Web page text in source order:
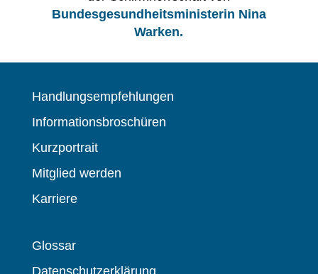
Bundesgesundheitsministerin Nina
Warken.
Handlungsempfehlungen
Informationsbroschüren
Kurzportrait
Mitglied werden
Karriere
Glossar
Datenschutzerklärung